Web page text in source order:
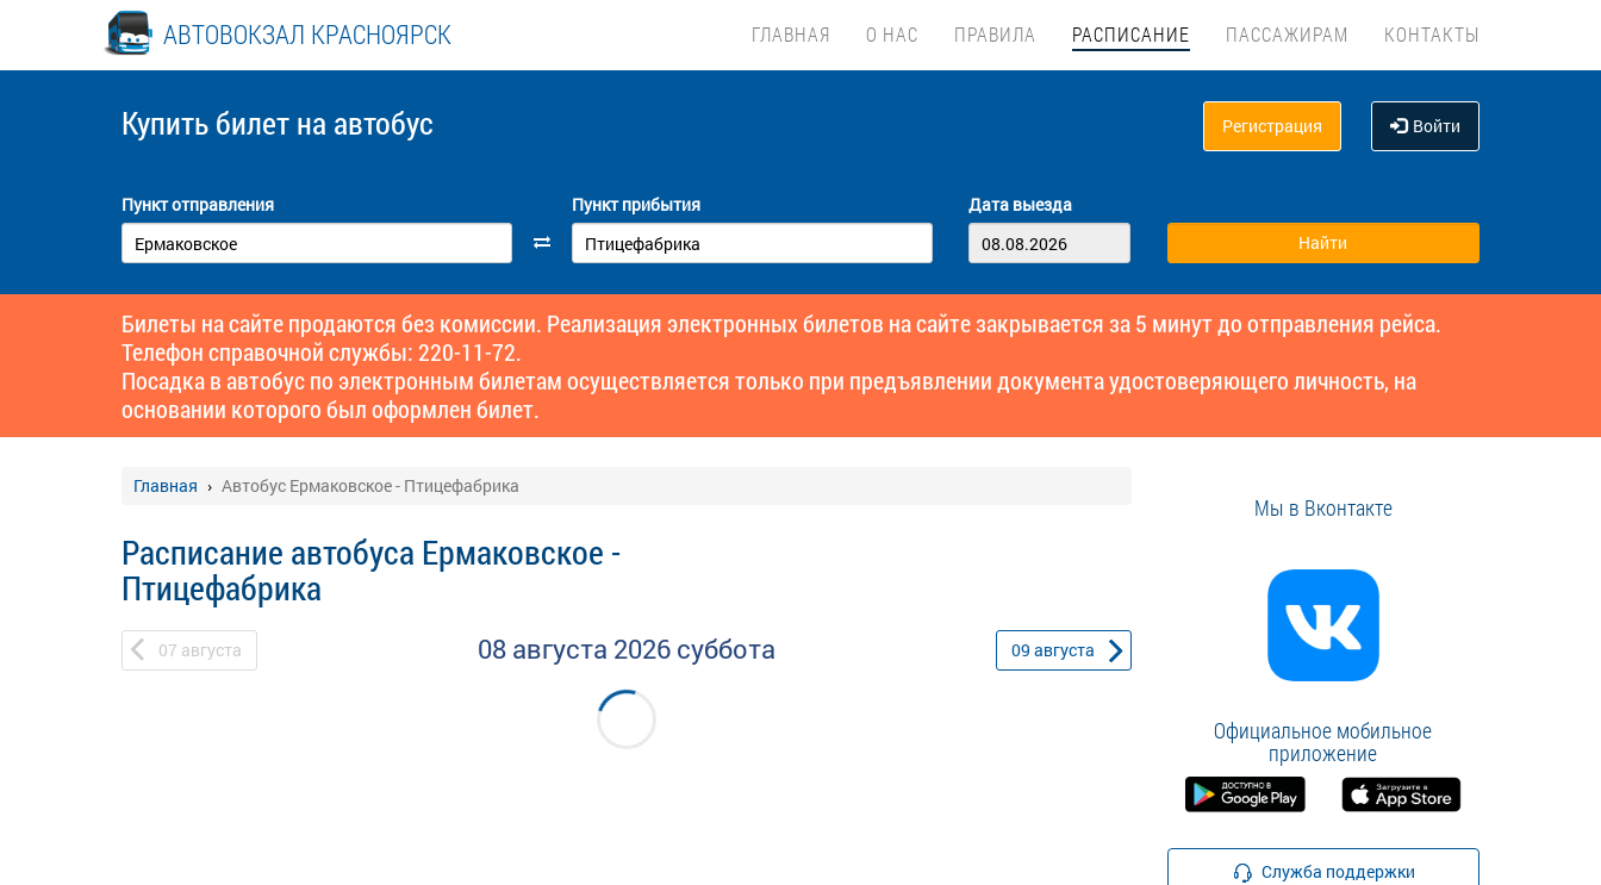
АВТОВОКЗАЛ КРАСНОЯРСК ГЛАВНАЯ О НАС ПРАВИЛА РАСПИСАНИЕ ПАССАЖИРАМ КОНТАКТЫ
Купить билет на автобус Регистрация Войти
Пункт отправления Пункт прибытия Дата выезда
Билеты на сайте продаются без комиссии. Реализация электронных билетов на сайте закрывается за 5 минут до отправления рейса.
Телефон справочной службы: 220-11-72.
Посадка в автобус по электронным билетам осуществляется только при предъявлении документа удостоверяющего личность, на
основании которого был оформлен билет.
Главная Автобус Ермаковское - Птицефабрика
Расписание автобуса Ермаковское -
Птицефабрика
07 августа 08 августа 2026 суббота 09 августа
Мы в Вконтакте
Официальное мобильное
приложение
Служба поддержки